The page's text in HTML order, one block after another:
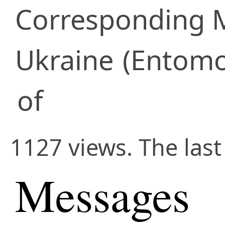
Corresponding
Ukraine
of
1127 views. The
Messages